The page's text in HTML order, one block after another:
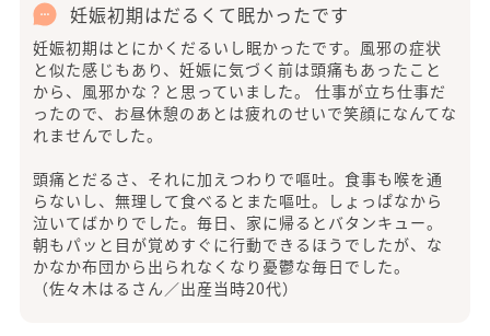
妊娠初期はだるくて眠かったです
妊娠初期はとにかくだるいし眠かったです。風邪の症状
と似た感じもあり、妊娠に気づく前は頭痛もあったこと
から、風邪かな？と思っていました。 仕事が立ち仕事だ
ったので、お昼休憩のあとは疲れのせいで笑顔になんてな
れませんでした。
頭痛とだるさ、それに加えつわりで嘔吐。食事も喉を通
らないし、無理して食べるとまた嘔吐。しょっぱなから
泣いてばかりでした。毎日、家に帰るとバタンキュー。
朝もパッと目が覚めすぐに行動できるほうでしたが、な
かなか布団から出られなくなり憂鬱な毎日でした。
（佐々木はるさん／出産当時20代）